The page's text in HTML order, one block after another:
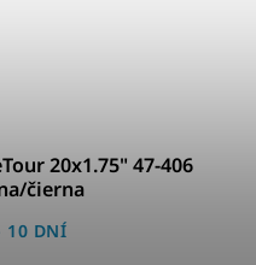
20x1.75" 47-406
čierna
10 DNÍ